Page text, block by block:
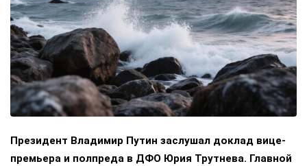
Президент Владимир Путин заслушал доклад вице-
премьера и полпреда в ДФО Юрия Трутнева. Главной